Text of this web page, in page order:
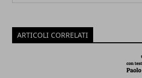
ARTICOLI CORRELATI